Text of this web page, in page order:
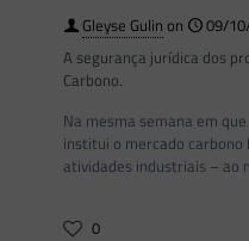
Gleyse Gulin on
09/
A segurança jurídica dos
Carbono.
Na mesma semana em
institui o mercado carbono
atividades industriais – ao
0